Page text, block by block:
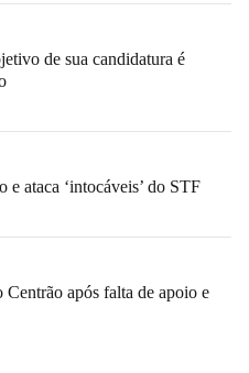
de sua candidatura é
ataca ‘intocáveis’ do STF
após falta de apoio e